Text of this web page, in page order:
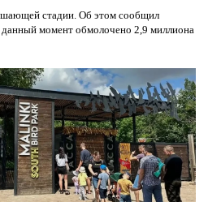
стадии. Об этом сообщил
момент обмолочено 2,9 миллиона